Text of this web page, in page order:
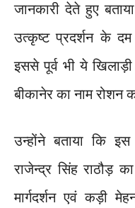
जानकारी देते हुए
उत्कृष्ट प्रदर्शन के
इससे पूर्व भी ये खिलाड़ी
बीकानेर का नाम रोशन
उन्होंने बताया कि
राजेन्द्र सिंह राठौड़
मार्गदर्शन एवं कड़ी